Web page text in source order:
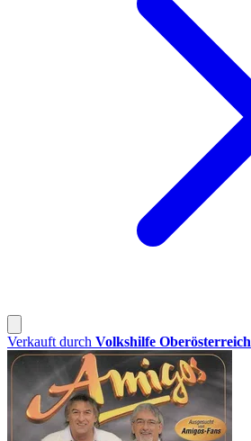
Verkauft durch Volkshilfe Oberösterreich